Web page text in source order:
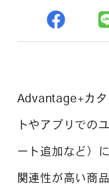
Webマーケ
よくある質
Advantage+カタ
トやアプリでの
ート追加など）
関連性が高い商